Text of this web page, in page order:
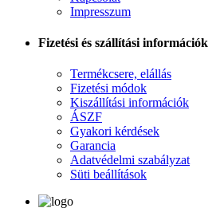
Impresszum
Fizetési és szállítási információk
Termékcsere, elállás
Fizetési módok
Kiszállítási információk
ÁSZF
Gyakori kérdések
Garancia
Adatvédelmi szabályzat
Süti beállítások